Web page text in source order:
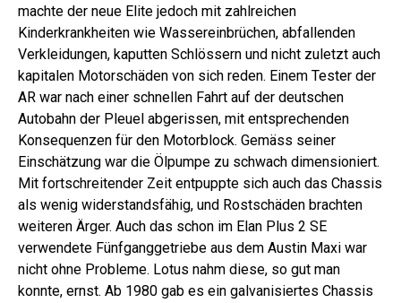
machte der neue Elite jedoch mit zahlreichen
Kinderkrankheiten wie Wassereinbrüchen, abfallenden
Verkleidungen, kaputten Schlössern und nicht zuletzt auch
kapitalen Motorschäden von sich reden. Einem Tester der
AR war nach einer schnellen Fahrt auf der deutschen
Autobahn der Pleuel abgerissen, mit entsprechenden
Konsequenzen für den Motorblock. Gemäss seiner
Einschätzung war die Ölpumpe zu schwach dimensioniert.
Mit fortschreitender Zeit entpuppte sich auch das Chassis
als wenig widerstandsfähig, und Rostschäden brachten
weiteren Ärger. Auch das schon im Elan Plus 2 SE
verwendete Fünfganggetriebe aus dem Austin Maxi war
nicht ohne Probleme. Lotus nahm diese, so gut man
konnte, ernst. Ab 1980 gab es ein galvanisiertes Chassis